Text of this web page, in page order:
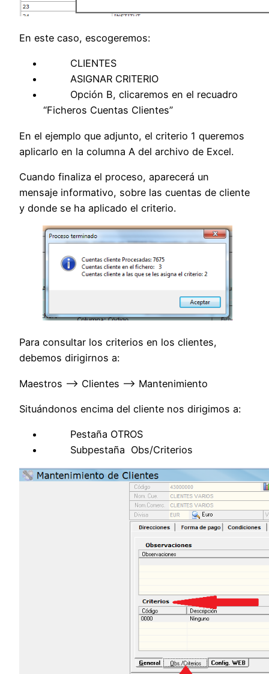
En este caso, escogeremos:
CLIENTES
ASIGNAR CRITERIO
Opción B, clicaremos en el recuadro
“Ficheros Cuentas Clientes”
En el ejemplo que adjunto, el criterio 1 queremos
aplicarlo en la columna A del archivo de Excel.
Cuando finaliza el proceso, aparecerá un
mensaje informativo, sobre las cuentas de cliente
y donde se ha aplicado el criterio.
Para consultar los criterios en los clientes,
debemos dirigirnos a:
Maestros –> Clientes –> Mantenimiento
Situándonos encima del cliente nos dirigimos a:
Pestaña OTROS
Subpestaña Obs/Criterios